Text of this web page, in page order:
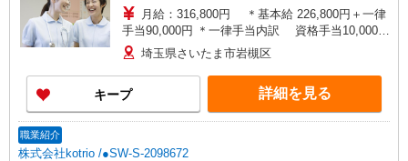
月給：316,800円 ＊基本給 226,800円＋一律
手当90,000円 ＊一律手当内訳 資格手当10,000円
調整手当10,000円 皆勤手当10,000円 夜勤手
当60,000円(15,000円/回×4回分) ＊別途手当 皆
勤手当 10,000円 休日手当 1,500円/日 通勤手
当 上限20,000円/月 その他、休日手当・住宅手
当・時間外手当あり ＊昇給・賞与 昇給：年1回
埼玉県さいたま市岩槻区
キープ 詳細を見る
職業紹介
株式会社kotrio /●SW-S-2098672